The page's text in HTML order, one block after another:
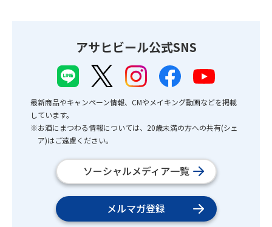
アサヒビール公式SNS
最新商品やキャンペーン情報、CMやメイキング動画などを掲載
しています。
※お酒にまつわる情報については、20歳未満の方への共有(シェ
ア)はご遠慮ください。
ソーシャルメディア一覧
メルマガ登録